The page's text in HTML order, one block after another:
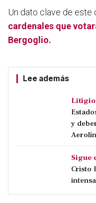
Un dato clave de este
cardenales que
Bergoglio.
Lee además
y
Sigue
Cristo